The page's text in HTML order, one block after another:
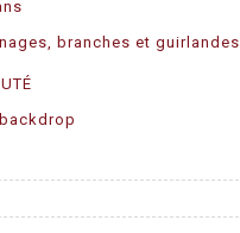
branches et guirlandes